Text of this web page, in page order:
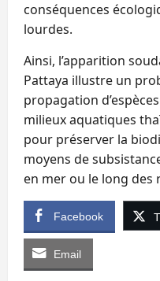
conséquences
lourdes.
Ainsi, l’apparition
Pattaya illustre un
propagation
milieux aquatiques
pour préserver la
moyens de
en mer ou le long des
Facebook
Email